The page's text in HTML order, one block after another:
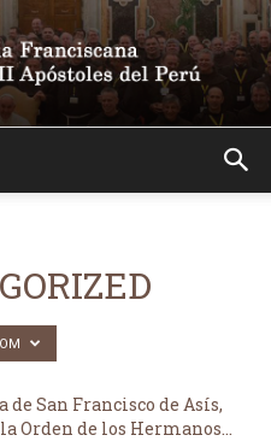
San Francisco de Asís,
Orden de los Hermanos...